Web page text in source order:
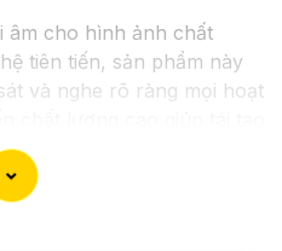
âm cho hình ảnh chất
tiên tiến, sản phẩm này
và nghe rõ ràng mọi hoạt
mic ghi âm tích hợp cho
chi tiết với âm thanh
hảo giữa hình ảnh và âm